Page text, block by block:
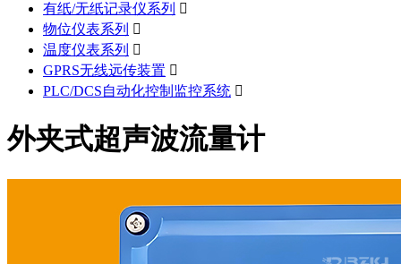
有纸/无纸记录仪系列 
物位仪表系列 
温度仪表系列 
GPRS无线远传装置 
PLC/DCS自动化控制监控系统 
外夹式超声波流量计